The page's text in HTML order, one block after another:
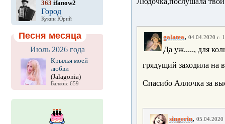
363 ifanow2
Город
Кукин Юрий
Песня месяца
Июль 2026 года
Крылья моей
любви
(Jalagonia)
Баллов: 659
galatea, 04.04.2020 г.
Да уж....., для
грядущий заходила на
Спасибо Аллочка за
singerin, 05.04.2020